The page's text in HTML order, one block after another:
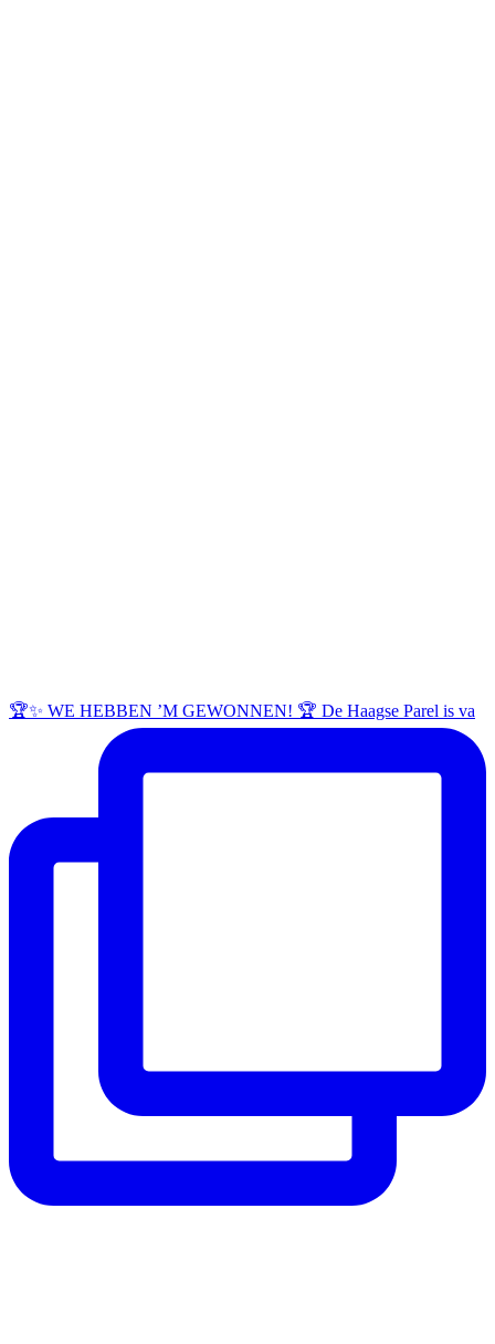
🏆✨ WE HEBBEN ’M GEWONNEN! 🏆 De Haagse Parel is va